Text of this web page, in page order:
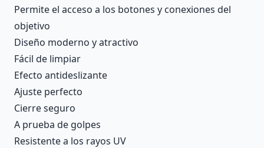
Permite el acceso a los botones y conexiones del
objetivo
Diseño moderno y atractivo
Fácil de limpiar
Efecto antideslizante
Ajuste perfecto
Cierre seguro
A prueba de golpes
Resistente a los rayos UV